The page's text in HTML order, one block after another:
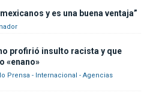
y es una buena ventaja”
profirió insulto racista y que
«enano»
Prensa - Internacional - Agencias